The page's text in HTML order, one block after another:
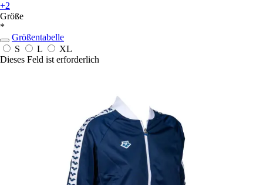
+2
Größe
*
Größentabelle
S
L
XL
Dieses Feld ist erforderlich